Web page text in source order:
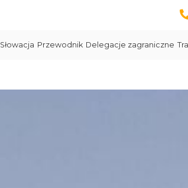
Słowacja Przewodnik Delegacje zagraniczne